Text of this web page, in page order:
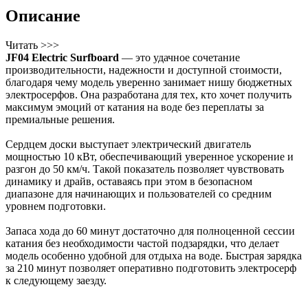
Описание
Читать >>>
JF04 Electric Surfboard — это удачное сочетание
производительности, надежности и доступной стоимости,
благодаря чему модель уверенно занимает нишу бюджетных
электросерфов. Она разработана для тех, кто хочет получить
максимум эмоций от катания на воде без переплаты за
премиальные решения.
Сердцем доски выступает электрический двигатель
мощностью 10 кВт, обеспечивающий уверенное ускорение и
разгон до 50 км/ч. Такой показатель позволяет чувствовать
динамику и драйв, оставаясь при этом в безопасном
диапазоне для начинающих и пользователей со средним
уровнем подготовки.
Запаса хода до 60 минут достаточно для полноценной сессии
катания без необходимости частой подзарядки, что делает
модель особенно удобной для отдыха на воде. Быстрая зарядка
за 210 минут позволяет оперативно подготовить электросерф
к следующему заезду.